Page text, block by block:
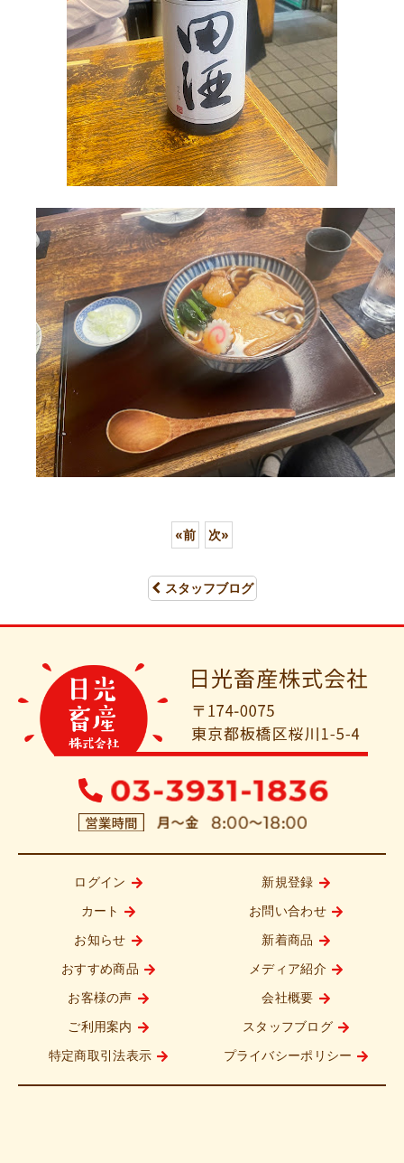
«前 次»
スタッフブログ
ログイン 新規登録
カート お問い合わせ
お知らせ 新着商品
おすすめ商品 メディア紹介
お客様の声 会社概要
ご利用案内 スタッフブログ
特定商取引法表示 プライバシーポリシー